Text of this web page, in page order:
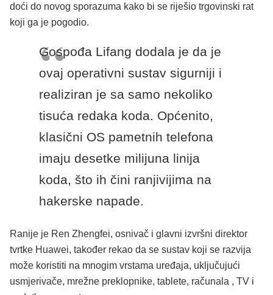
doći do novog sporazuma kako bi se riješio trgovinski rat
koji ga je pogodio.
Gospođa Lifang dodala je da je
ovaj operativni sustav sigurniji i
realiziran je sa samo nekoliko
tisuća redaka koda. Općenito,
klasični OS pametnih telefona
imaju desetke milijuna linija
koda, što ih čini ranjivijima na
hakerske napade.
Ranije je Ren Zhengfei, osnivač i glavni izvršni direktor
tvrtke Huawei, također rekao da se sustav koji se razvija
može koristiti na mnogim vrstama uređaja, uključujući
usmjerivače, mrežne preklopnike, tablete, računala , TV i